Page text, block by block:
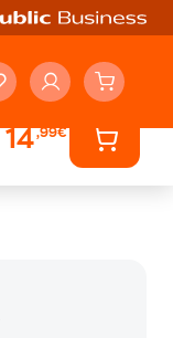
14,99€